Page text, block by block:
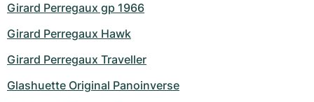
Girard Perregaux gp 1966
Girard Perregaux Hawk
Girard Perregaux Traveller
Glashuette Original Panoinverse